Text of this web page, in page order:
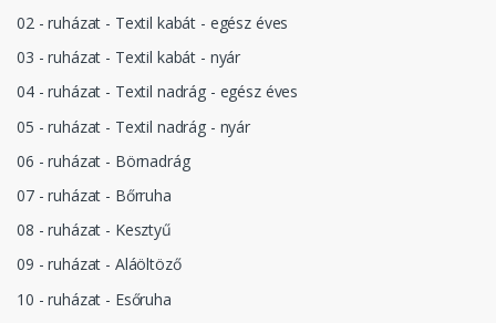
02 - ruházat - Textil kabát - egész éves
03 - ruházat - Textil kabát - nyár
04 - ruházat - Textil nadrág - egész éves
05 - ruházat - Textil nadrág - nyár
06 - ruházat - Börnadrág
07 - ruházat - Bőrruha
08 - ruházat - Kesztyű
09 - ruházat - Aláöltöző
10 - ruházat - Esőruha